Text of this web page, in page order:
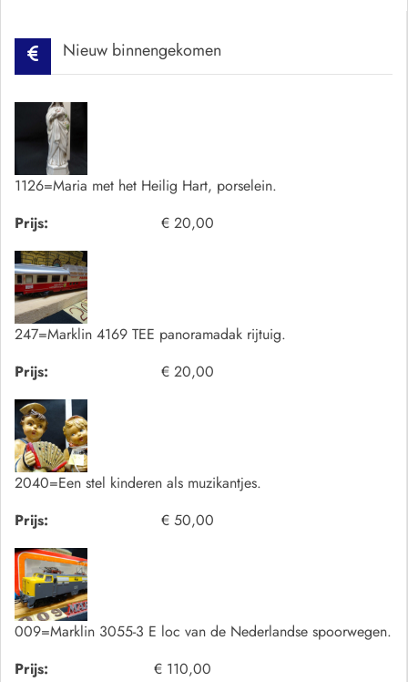
Nieuw binnengekomen
1126=Maria met het Heilig Hart, porselein.
Prijs:
€ 20,00
247=Marklin 4169 TEE panoramadak rijtuig.
Prijs:
€ 20,00
2040=Een stel kinderen als muzikantjes.
Prijs:
€ 50,00
009=Marklin 3055-3 E loc van de Nederlandse spoorwegen.
Prijs:
€ 110,00